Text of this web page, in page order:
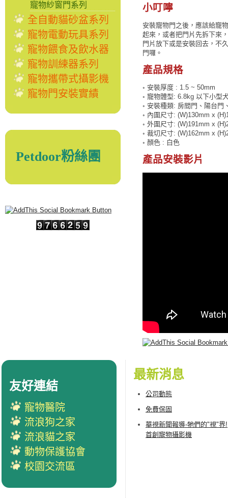
寵物紗窗門系列
全自動貓砂盆系列
寵物電動玩具系列
寵物餵食及飲水器
寵物訓練器系列
寵物攜帶式攝影機
寵物門安裝實績
Petdoor粉絲團
小叮嚀
安裝寵物門之後，應該給寵
起來，或者把門片先拆下來
門片放下或是安裝回去，不
門囉。
產品規格
◦ 安裝厚度 : 1.5 ~ 50mm
◦ 寵物體型: 6.8kg 以下小型
◦ 安裝種類: 房間門、陽台門
◦ 內圍尺寸: (W)130mm x
◦ 外圍尺寸: (W)191mm x
◦ 裁切尺寸: (W)162mm x
◦ 顏色 : 白色
產品安裝影片
最新消息
公司動態
免費保固
華視新聞報導-牠們的"視"界!
首創寵物攝影機
友好連結
寵物醫院
流浪狗之家
流浪貓之家
動物保護協會
校園交流區